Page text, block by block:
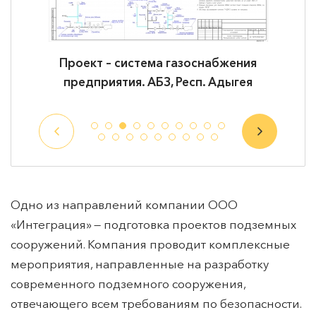
Одно из направлений компании ООО
«Интеграция» — подготовка проектов подземных
сооружений. Компания проводит комплексные
мероприятия, направленные на разработку
Проект в объеме – резервуарный парк
вертикальных стальных резервуаров под
удобрений, Краснодарский край